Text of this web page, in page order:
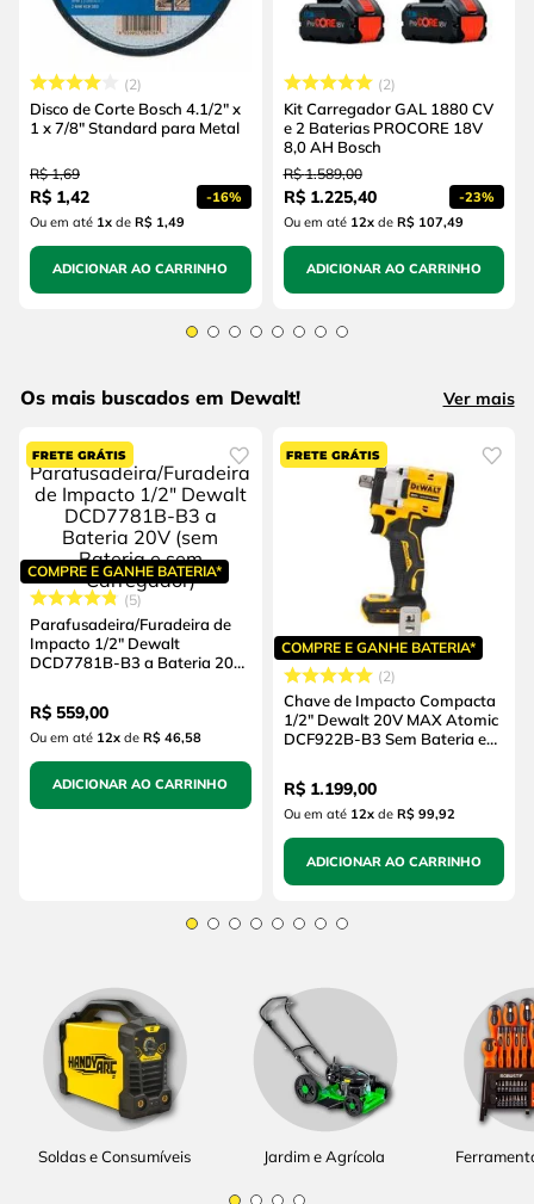
2
Disco de Corte Bosch 4.1/2" x
1 x 7/8" Standard para Metal
R$ 1,69
R$ 1,42 -16%
Ou em até 1x de R$ 1,49
ADICIONAR AO CARRINHO
2
Kit Carregador GAL 1880 CV
e 2 Baterias PROCORE 18V
8,0 AH Bosch
R$ 1.589,00
R$ 1.225,40 -23%
Ou em até 12xde R$ 107,49
ADICIONAR AO CARRINHO
Os mais buscados em Dewalt! Ver mais
COMPRE E GANHE BATERIA*
5
Parafusadeira/Furadeira de
Impacto 1/2" Dewalt
DCD7781B-B3 a Bateria 20V
Carregador)
R$ 559,00
Ou em até 12x de R$ 46,58
ADICIONAR AO CARRINHO
COMPRE E GANHE BATERIA*
2
Chave de Impacto Compacta
1/2" Dewalt 20V MAX Atomic
DCF922B-B3 Sem Bateria e
R$ 1.199,00
Ou em até 12xde R$ 99,92
ADICIONAR AO CARRINHO
Soldas e Consumíveis Jardim e Agrícola